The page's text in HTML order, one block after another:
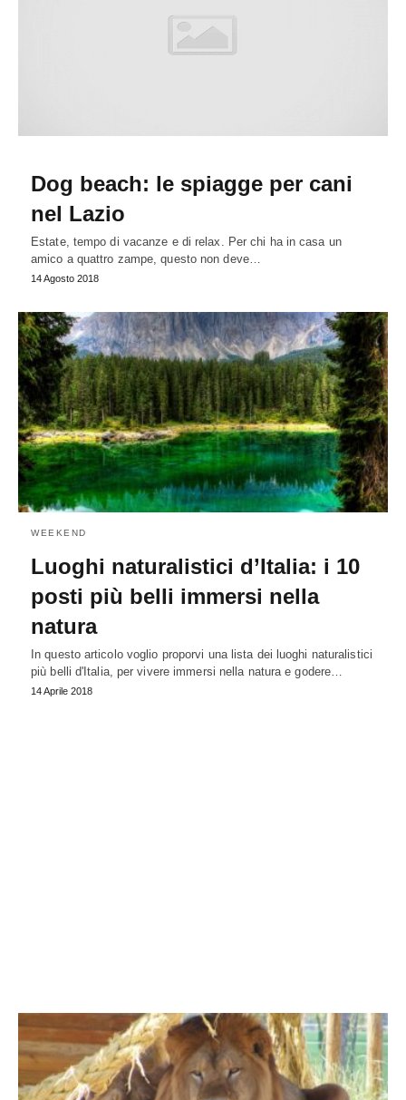
Dog beach: le spiagge per cani
nel Lazio
Estate, tempo di vacanze e di relax. Per chi ha in casa un
amico a quattro zampe, questo non deve…
14 Agosto 2018
WEEKEND
Luoghi naturalistici d’Italia: i 10
posti più belli immersi nella
natura
In questo articolo voglio proporvi una lista dei luoghi naturalistici
più belli d'Italia, per vivere immersi nella natura e godere…
14 Aprile 2018